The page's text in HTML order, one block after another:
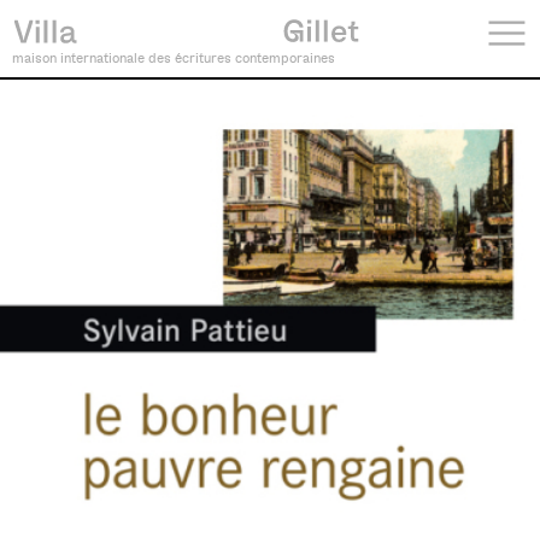
maison internationale des écritures contemporaines